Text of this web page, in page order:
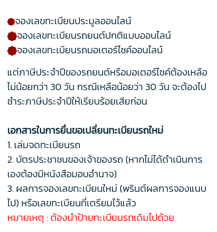
จองเลขทะเบียนประมูลออนไลน์
จองเลขทะเบียนรถยนต์ปกติแบบออนไลน์
จองเลขทะเบียนรถมอเตอร์ไซค์ออนไลน์
แต่ภาษีประจำปีของรถยนต์หรือมอเตอร์ไซค์ต้องเหลือ
ไม่น้อยกว่า 30 วัน กรณีเหลือน้อยว่า 30 วัน จะต้องไป
ชำระภาษีประจำปีให้เรียบร้อยเสียก่อน
เอกสารในการยื่นขอเปลี่ยนทะเบียนรถใหม่
1. เล่มจดทะเบียนรถ
2. บัตรประชาชนของเจ้าของรถ (หากไม่ได้ดำเนินการ
เองต้องมีหนังสือมอบอำนาจ)
3. ผลการจองเลขทะเบียนใหม่ (พรินต์ผลการจองแนบ
ไป) หรือเลขทะเบียนที่เตรียมไว้แล้ว
หมายเหตุ : ต้องนำป้ายทะเบียนรถเดิมไปด้วย